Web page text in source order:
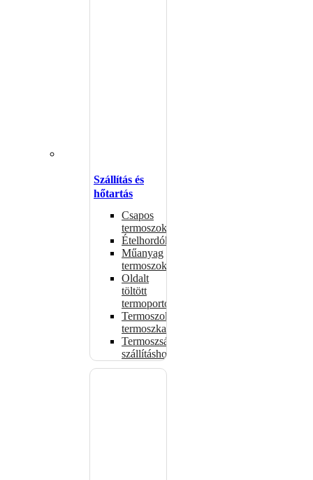
Szállítás és
hőtartás
Csapos
termoszok
Ételhordók
Műanyag
termoszok
Oldalt
töltött
termoportok
Termoszok,
termoszkannák
Termoszsákok
szállításhoz